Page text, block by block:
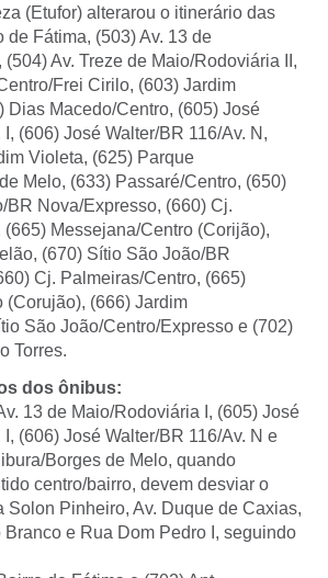
(Etufor) alterarou o itinerário das
de Fátima, (503) Av. 13 de
Av. Treze de Maio/Rodoviária II,
Frei Cirilo, (603) Jardim
Dias Macedo/Centro, (605) José
(606) José Walter/BR 116/Av. N,
Violeta, (625) Parque
Melo, (633) Passaré/Centro, (650)
BR Nova/Expresso, (660) Cj.
(665) Messejana/Centro (Corijão),
(670) Sítio São João/BR
Cj. Palmeiras/Centro, (665)
(Corujão), (666) Jardim
São João/Centro/Expresso e (702)
Torres.
dos ônibus:
13 de Maio/Rodoviária I, (605) José
(606) José Walter/BR 116/Av. N e
Borges de Melo, quando
centro/bairro, devem desviar o
Solon Pinheiro, Av. Duque de Caxias,
Branco e Rua Dom Pedro I, seguindo